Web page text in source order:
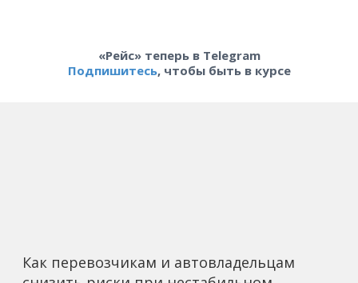
«Рейс» теперь в Telegram
Подпишитесь, чтобы быть в курсе
Как перевозчикам и автовладельцам